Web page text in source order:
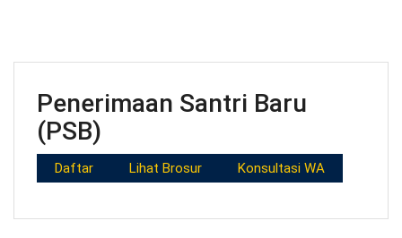
Penerimaan Santri Baru
(PSB)
Daftar Lihat Brosur Konsultasi WA